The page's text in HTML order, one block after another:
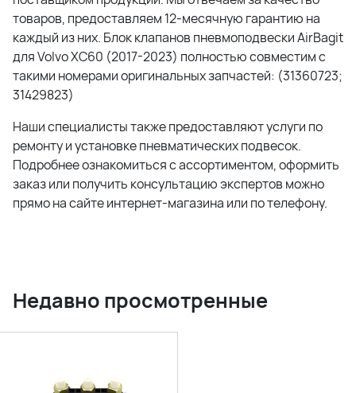
товаров, предоставляем 12-месячную гарантию на
каждый из них. Блок клапанов пневмоподвески AirBagit
для Volvo XC60 (2017-2023) полностью совместим с
такими номерами оригинальных запчастей: (31360723;
31429823)
Наши специалисты также предоставляют услуги по
ремонту и установке пневматических подвесок.
Подробнее ознакомиться с ассортиментом, оформить
заказ или получить консультацию экспертов можно
прямо на сайте интернет-магазина или по телефону.
Недавно просмотренные